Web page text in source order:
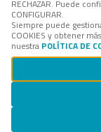
RECHAZAR. Puede
CONFIGURAR.
Siempre puede
COOKIES y obtener
nuestra POLÍTICA DE